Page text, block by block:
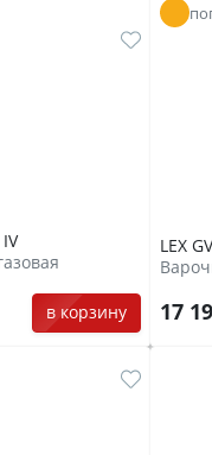
в корзину
LEX
17